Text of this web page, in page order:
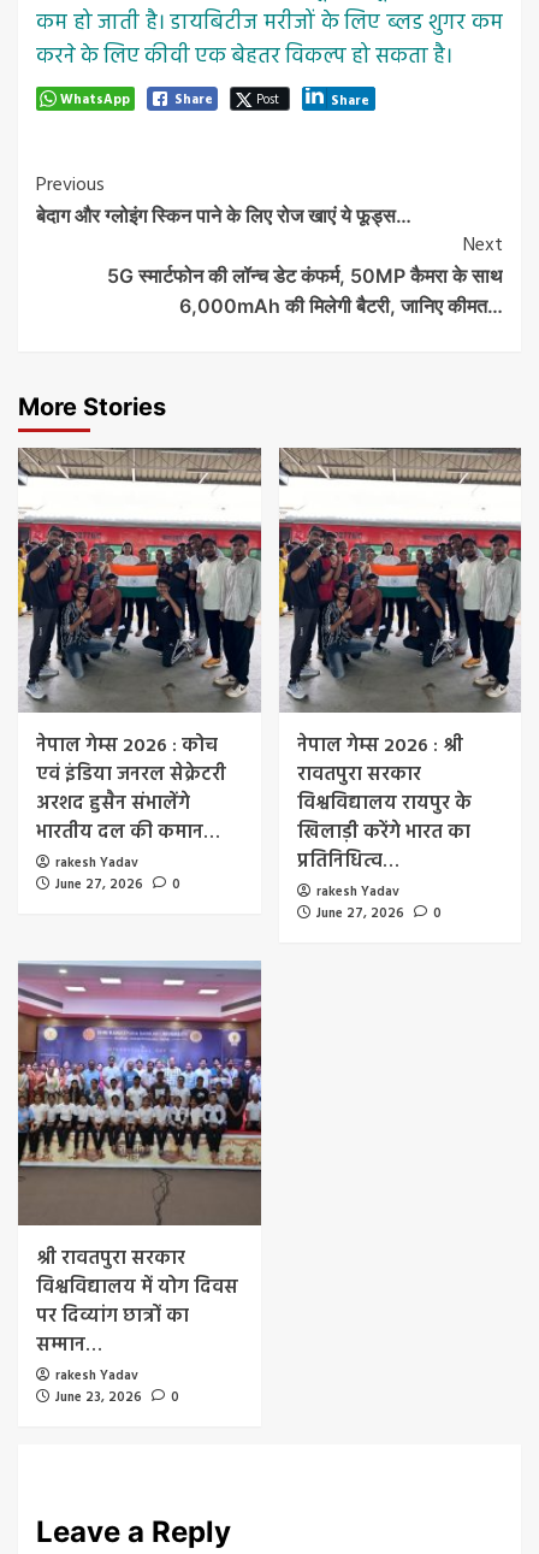
कम हो जाती है। डायबिटीज मरीजों के लिए ब्लड शुगर कम
करने के लिए कीवी एक बेहतर विकल्प हो सकता है।
WhatsApp Share Post Share
Post
Navigation
Previous
बेदाग और ग्लोइंग स्किन पाने के लिए रोज खाएं ये फूड्स…
Next
5G स्‍मार्टफोन की लॉन्‍च डेट कंफर्म, 50MP कैमरा के साथ
6,000mAh की मिलेगी बैटरी, जानिए कीमत…
More Stories
नेपाल गेम्स 2026 : कोच
एवं इंडिया जनरल सेक्रेटरी
अरशद हुसैन संभालेंगे
भारतीय दल की कमान…
rakesh Yadav
June 27, 2026
0
नेपाल गेम्स 2026 : श्री
रावतपुरा सरकार
विश्वविद्यालय रायपुर के
खिलाड़ी करेंगे भारत का
प्रतिनिधित्व…
rakesh Yadav
June 27, 2026
0
श्री रावतपुरा सरकार
विश्वविद्यालय में योग दिवस
पर दिव्यांग छात्रों का
सम्मान…
rakesh Yadav
June 23, 2026
0
Leave a Reply